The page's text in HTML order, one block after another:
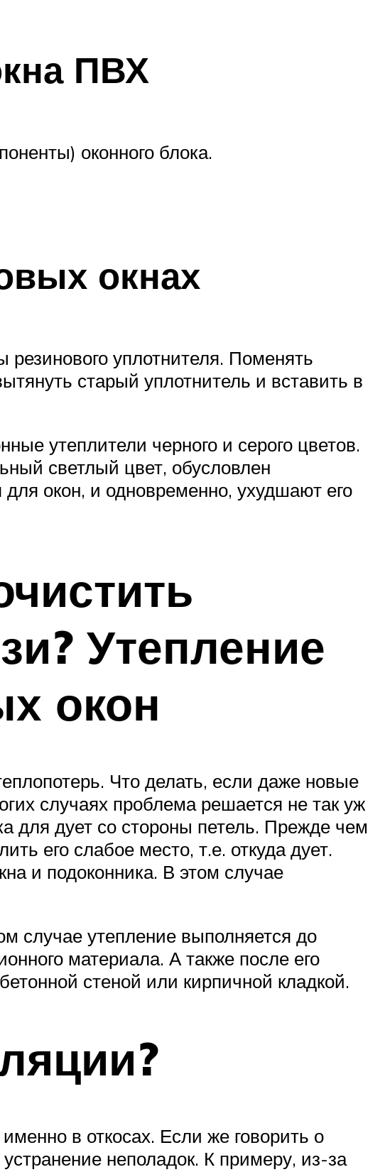
ПВХ
оконного блока.
окнах
уплотнителя. Поменять
старый уплотнитель и вставить в
утеплители черного и серого цветов.
светлый цвет, обусловлен
окон, и одновременно, ухудшают его
Утепление
окон
Что делать, если даже новые
случаях проблема решается не так уж
для дует со стороны петель. Прежде чем
его слабое место, т.е. откуда дует.
и подоконника. В этом случае
случае утепление выполняется до
материала. А также после его
стеной или кирпичной кладкой.
в откосах. Если же говорить о
неполадок. К примеру, из-за